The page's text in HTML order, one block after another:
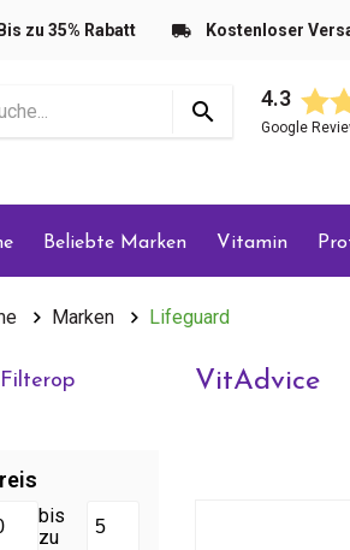
zu 35% Rabatt Kostenloser
4.3
Google
Beliebte Marken Vitamin
Marken Lifeguard
Filterop
bis
zu
VitAdvice